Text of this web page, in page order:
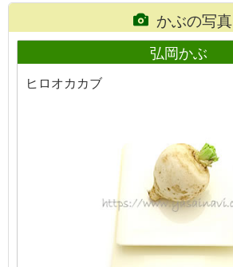
かぶの写真
弘岡かぶ
ヒロオカカブ